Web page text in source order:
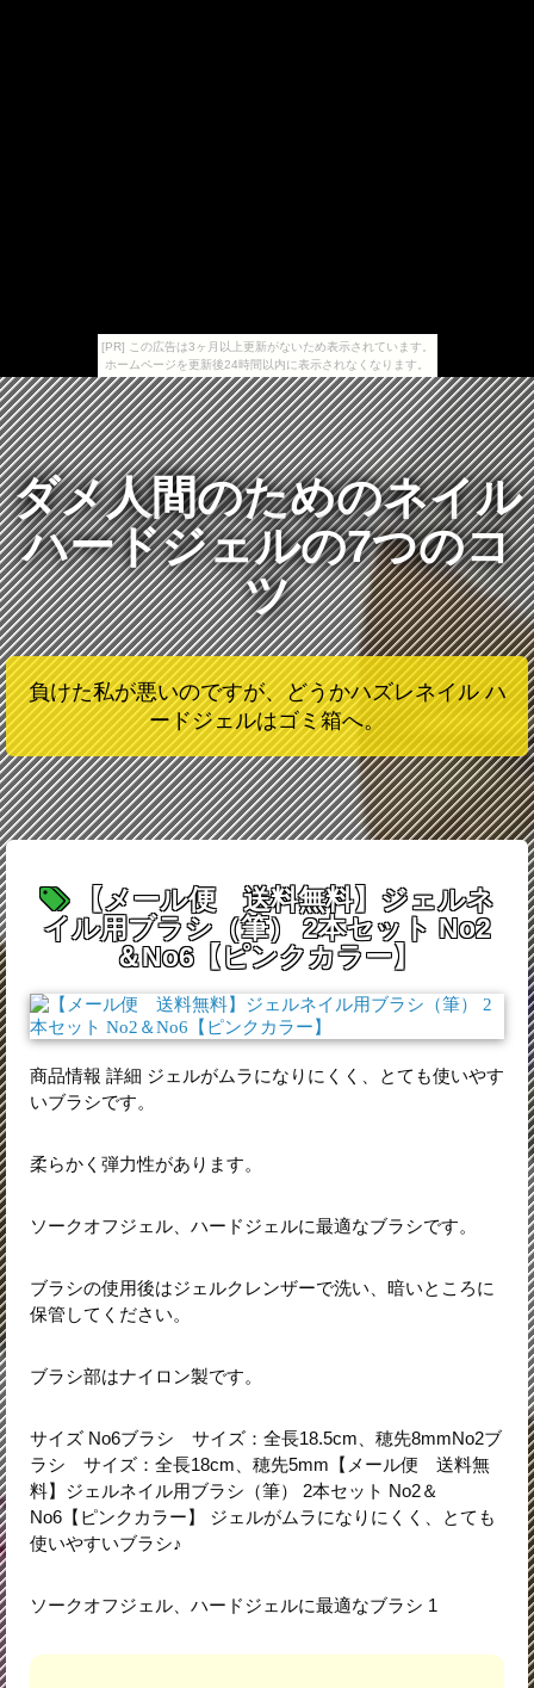
[PR] この広告は3ヶ月以上更新がないため表示されています。
ホームページを更新後24時間以内に表示されなくなります。
ダメ人間のためのネイル
ハードジェルの7つのコ
ツ
負けた私が悪いのですが、どうかハズレネイル ハ
ードジェルはゴミ箱へ。
【メール便 送料無料】ジェルネ
イル用ブラシ（筆） 2本セット No2
＆No6【ピンクカラー】
商品情報 詳細 ジェルがムラになりにくく、とても使いやす
いブラシです。
柔らかく弾力性があります。
ソークオフジェル、ハードジェルに最適なブラシです。
ブラシの使用後はジェルクレンザーで洗い、暗いところに
保管してください。
ブラシ部はナイロン製です。
サイズ No6ブラシ サイズ：全長18.5cm、穂先8mmNo2ブ
ラシ サイズ：全長18cm、穂先5mm【メール便 送料無
料】ジェルネイル用ブラシ（筆） 2本セット No2＆
No6【ピンクカラー】 ジェルがムラになりにくく、とても
使いやすいブラシ♪
ソークオフジェル、ハードジェルに最適なブラシ 1